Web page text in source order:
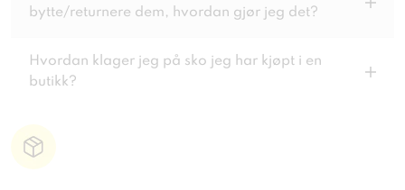
bytte/returnere dem, hvordan gjør jeg det?
Hvordan klager jeg på sko jeg har kjøpt i en
butikk?